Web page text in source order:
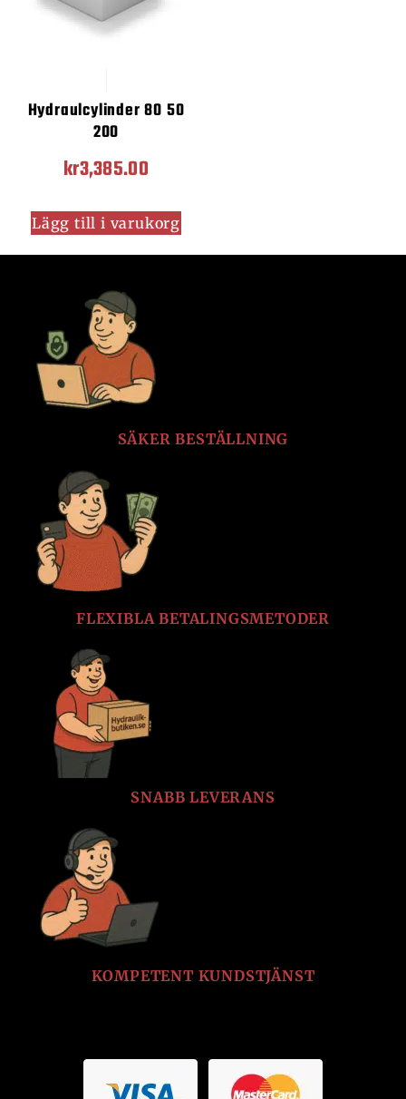
Hydraulcylinder 80 50
200
kr3,385.00
Lägg till i varukorg
SÄKER BESTÄLLNING
FLEXIBLA BETALINGSMETODER
SNABB LEVERANS
KOMPETENT KUNDSTJÄNST